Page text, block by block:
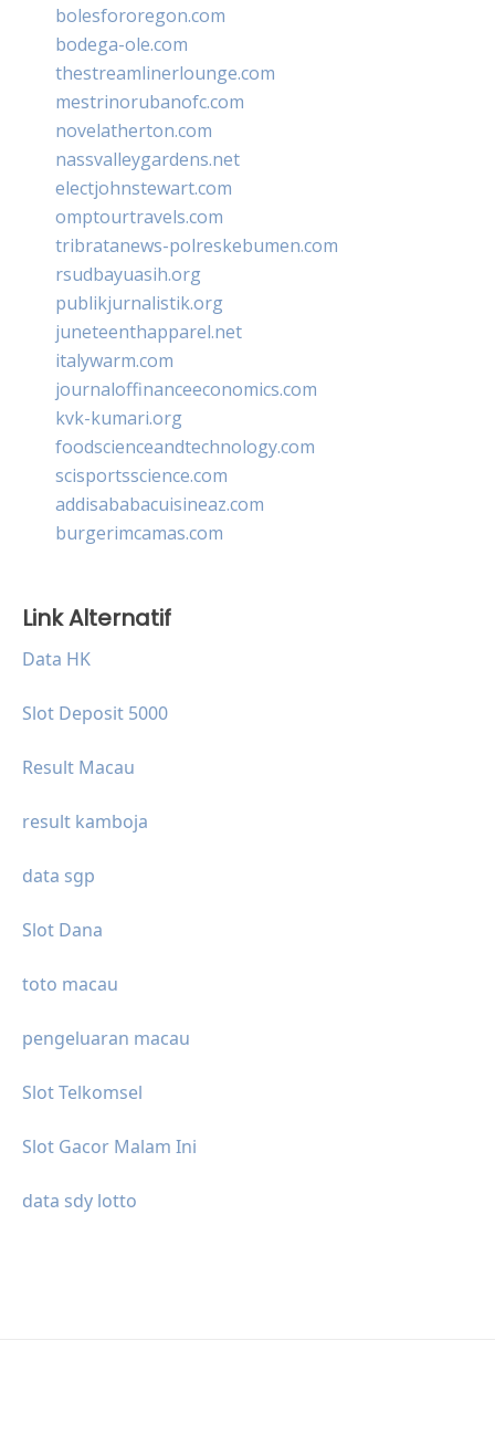
bolesfororegon.com
bodega-ole.com
thestreamlinerlounge.com
mestrinorubanofc.com
novelatherton.com
nassvalleygardens.net
electjohnstewart.com
omptourtravels.com
tribratanews-polreskebumen.com
rsudbayuasih.org
publikjurnalistik.org
juneteenthapparel.net
italywarm.com
journaloffinanceeconomics.com
kvk-kumari.org
foodscienceandtechnology.com
scisportsscience.com
addisababacuisineaz.com
burgerimcamas.com
Link Alternatif
Data HK
Slot Deposit 5000
Result Macau
result kamboja
data sgp
Slot Dana
toto macau
pengeluaran macau
Slot Telkomsel
Slot Gacor Malam Ini
data sdy lotto